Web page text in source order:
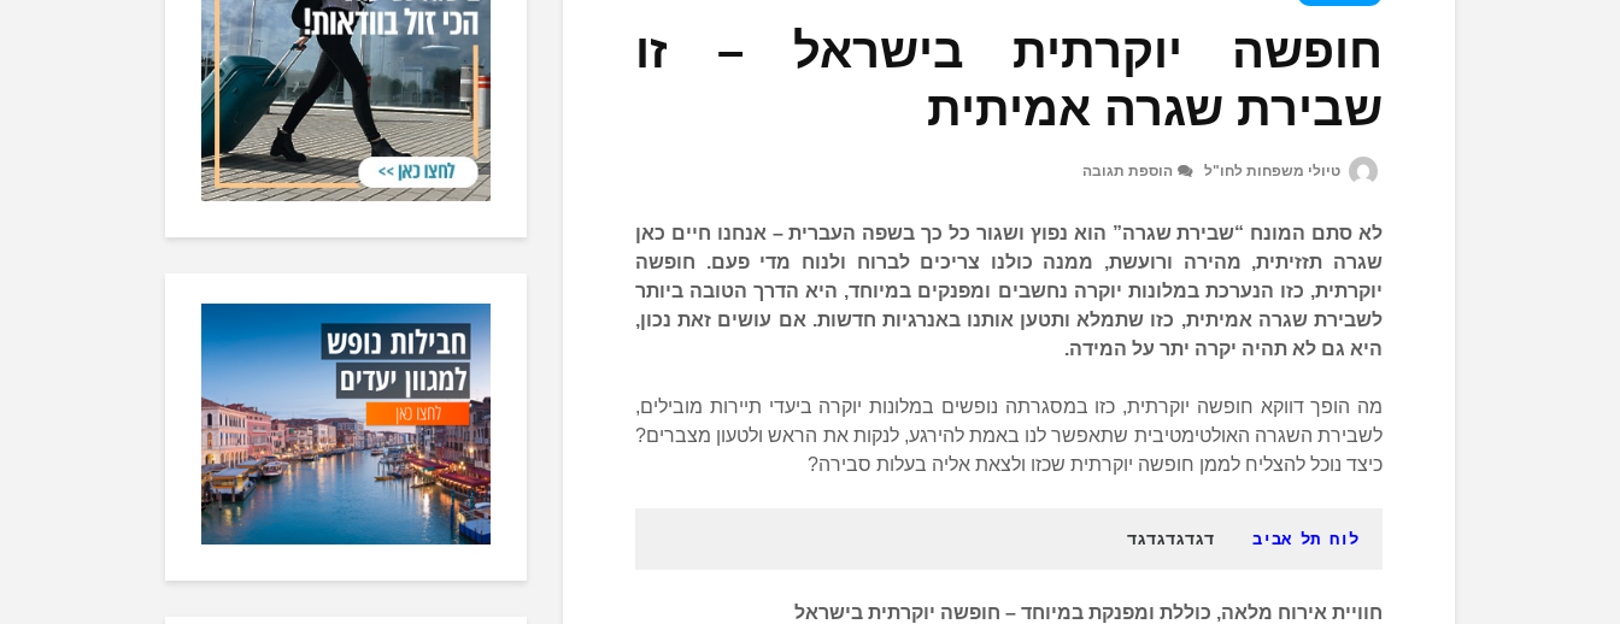
חופשה יוקרתית בישראל – זו
שבירת שגרה אמיתית
טיולי משפחות לחו"ל הוספת תגובה
לא סתם המונח “שבירת שגרה” הוא נפוץ ושגור כל כך בשפה העברית – אנחנו חיים כאן
שגרה תזזיתית, מהירה ורועשת, ממנה כולנו צריכים לברוח ולנוח מדי פעם. חופשה
יוקרתית, כזו הנערכת במלונות יוקרה נחשבים ומפנקים במיוחד, היא הדרך הטובה ביותר
לשבירת שגרה אמיתית, כזו שתמלא ותטען אותנו באנרגיות חדשות. אם עושים זאת נכון,
היא גם לא תהיה יקרה יתר על המידה.
מה הופך דווקא חופשה יוקרתית, כזו במסגרתה נופשים במלונות יוקרה ביעדי תיירות מובילים,
לשבירת השגרה האולטימטיבית שתאפשר לנו באמת להירגע, לנקות את הראש ולטעון מצברים?
כיצד נוכל להצליח לממן חופשה יוקרתית שכזו ולצאת אליה בעלות סבירה?
לוח תל אביב דגדגדגדגד
חוויית אירוח מלאה, כוללת ומפנקת במיוחד – חופשה יוקרתית בישראל